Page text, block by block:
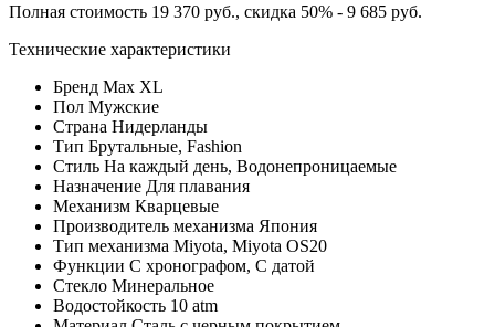
Полная стоимость 19 370 руб., скидка 50% - 9 685 руб.
Технические характеристики
Бренд Max XL
Пол Мужские
Страна Нидерланды
Тип Брутальные, Fashion
Стиль На каждый день, Водонепроницаемые
Назначение Для плавания
Механизм Кварцевые
Производитель механизма Япония
Тип механизма Miyota, Miyota OS20
Функции С хронографом, С датой
Стекло Минеральное
Водостойкость 10 atm